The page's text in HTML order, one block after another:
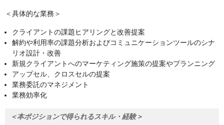
＜具体的な業務＞
クライアントの課題ヒアリングと改善提案
解約や利用率の課題分析およびコミュニケーションツールのシナ
リオ設計・改善
新規クライアントへのマーケティング施策の提案やプランニング
アップセル、クロスセルの提案
業務委託のマネジメント
業務効率化
＜本ポジションで得られるスキル・経験＞